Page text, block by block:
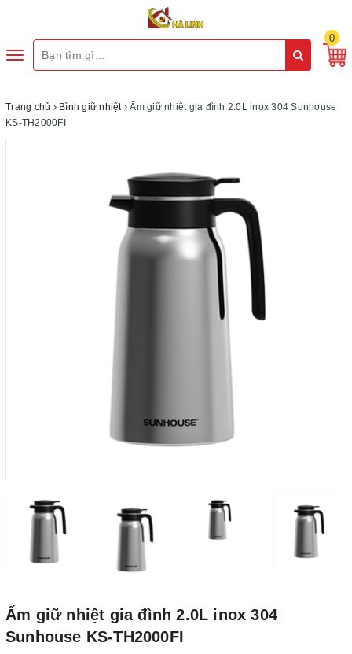
Toggle
0
Trang chủ Bình giữ nhiệt
Ấm giữ nhiệt gia đình 2.0L inox 304 Sunhouse
KS-TH2000FI
Ấm giữ nhiệt gia đình 2.0L inox 304
Sunhouse KS-TH2000FI